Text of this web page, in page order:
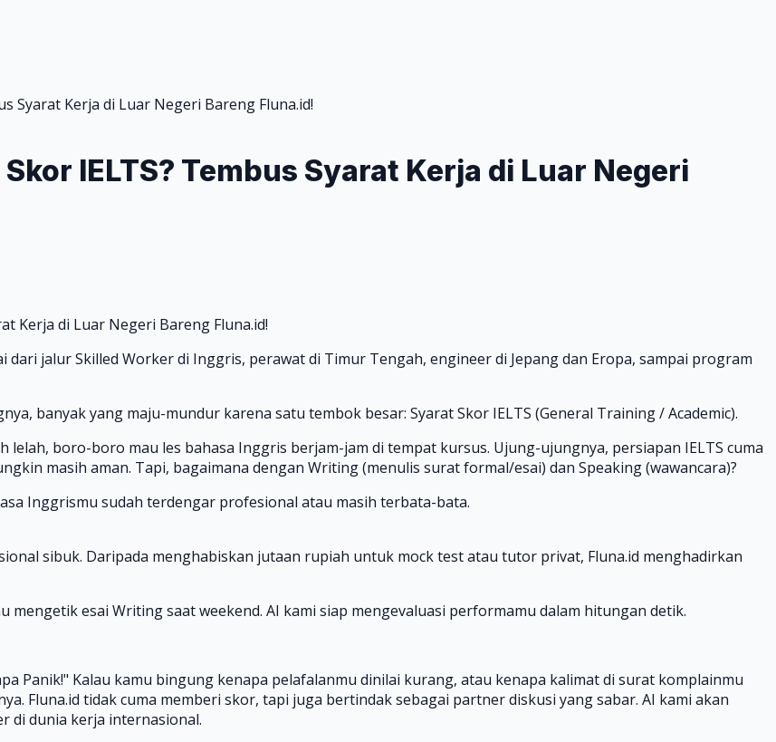
Syarat Kerja di Luar Negeri Bareng Fluna.id!
IELTS? Tembus Syarat Kerja di Luar Negeri
jalur Skilled Worker di Inggris, perawat di Timur Tengah, engineer di Jepang dan Eropa, sampai program
banyak yang maju-mundur karena satu tembok besar: Syarat Skor IELTS (General Training / Academic).
boro-boro mau les bahasa Inggris berjam-jam di tempat kursus. Ujung-ujungnya, persiapan IELTS cuma
masih aman. Tapi, bagaimana dengan Writing (menulis surat formal/esai) dan Speaking (wawancara)?
Inggrismu sudah terdengar profesional atau masih terbata-bata.
sibuk. Daripada menghabiskan jutaan rupiah untuk mock test atau tutor privat, Fluna.id menghadirkan
esai Writing saat weekend. AI kami siap mengevaluasi performamu dalam hitungan detik.
Panik!" Kalau kamu bingung kenapa pelafalanmu dinilai kurang, atau kenapa kalimat di surat komplainmu
Fluna.id tidak cuma memberi skor, tapi juga bertindak sebagai partner diskusi yang sabar. AI kami akan
di dunia kerja internasional.